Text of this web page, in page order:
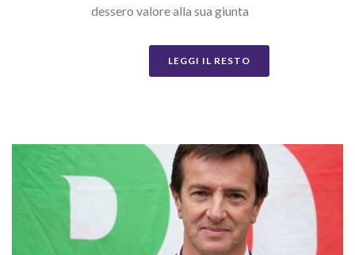
dessero valore alla sua giunta
LEGGI IL RESTO